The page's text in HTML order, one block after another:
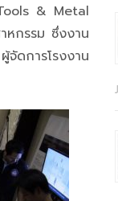
& Metal
หกรรม ซึ่งงาน
ดการโรงงาน